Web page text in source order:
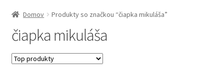
Dôležité informácie
Obchodné podmienky
Domov Produkty so značkou “čiapka mikuláša”
čiapka mikuláša